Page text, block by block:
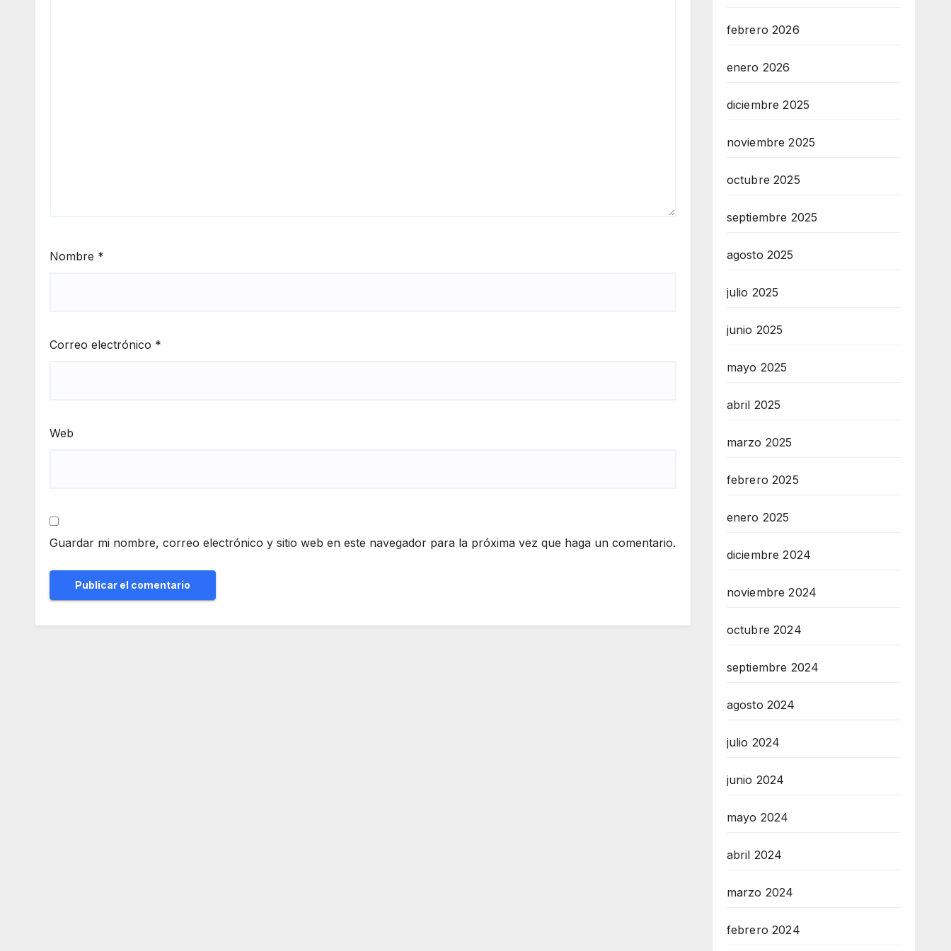
Nombre *
Correo electrónico *
Web
Guardar mi nombre, correo electrónico y sitio web en este navegador para la próxima vez que haga un comentario.
febrero 2026
enero 2026
diciembre 2025
noviembre 2025
octubre 2025
septiembre 2025
agosto 2025
julio 2025
junio 2025
mayo 2025
abril 2025
marzo 2025
febrero 2025
enero 2025
diciembre 2024
noviembre 2024
octubre 2024
septiembre 2024
agosto 2024
julio 2024
junio 2024
mayo 2024
abril 2024
marzo 2024
febrero 2024